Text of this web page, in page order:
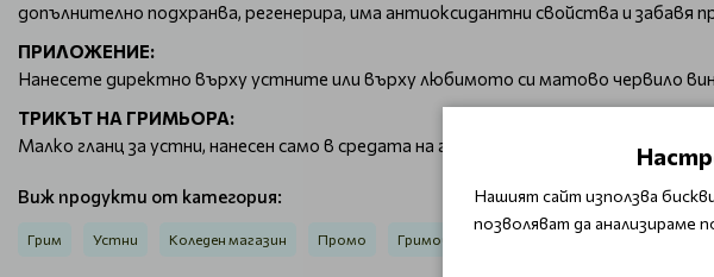
допълнително подхранва, регенерира, има антиоксидантни свойства и забавя
ПРИЛОЖЕНИЕ:
Нанесете директно върху устните или върху любимото си матово червило
ТРИКЪТ НА ГРИМЬОРА:
Малко гланц за устни, нанесен само в средата на горната и долната устна, ще
Виж продукти от категория:
Грим Устни Коледен магазин Промо Гримове Claresa
Нашият сайт използва
позволяват да анализираме